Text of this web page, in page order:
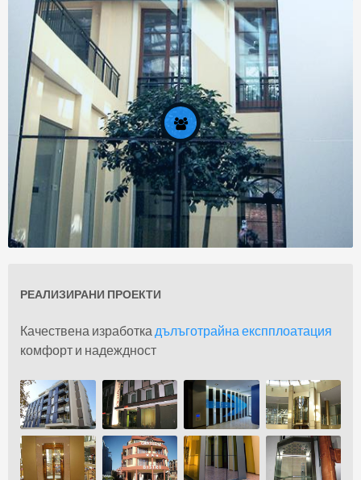
Задание
РЕАЛИЗИРАНИ ПРОЕКТИ
Качествена изработкадълъготрайна експплоатация
комфорт и надеждност